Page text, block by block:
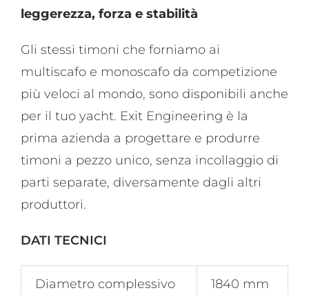
leggerezza, forza e stabilità
Gli stessi timoni che forniamo ai
multiscafo e monoscafo da competizione
più veloci al mondo, sono disponibili anche
per il tuo yacht. Exit Engineering è la
prima azienda a progettare e produrre
timoni a pezzo unico, senza incollaggio di
parti separate, diversamente dagli altri
produttori.
DATI TECNICI
Diametro complessivo 1840 mm